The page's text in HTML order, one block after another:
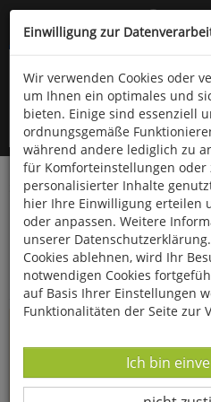
Kompletten Head der Seite
oder (06766)
Startseite Informationen
Uppps...
Sie sind
haben zu öffnen, gibt es
Einwilligung zur
Wir verwenden Cookies oder
um Ihnen ein optimales und
bieten. Einige sind essenziell
ordnungsgemäße
während andere lediglich zu
für Komforteinstellungen oder
personalisierter Inhalte
hier Ihre Einwilligung erteilen
oder anpassen. Weitere
unserer
Cookies ablehnen, wird Ihr
notwendigen Cookies
auf Basis Ihrer Einstellungen
Funktionalitäten der Seite zur
Ich bin